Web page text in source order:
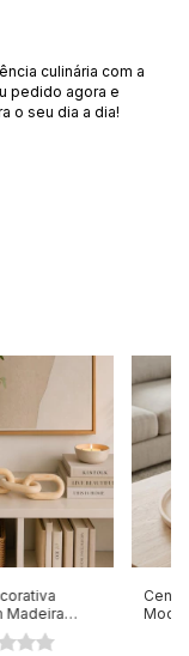
culinária com a
pedido agora e
o seu dia a dia!
Madeira